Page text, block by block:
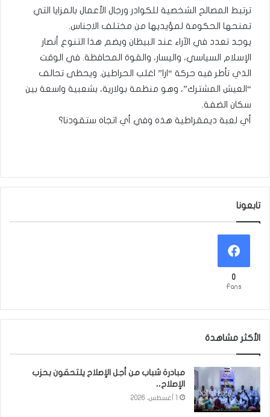
ترتبط المصالح الشخصية للكوادر ورجال الأعمال بالمزايا التي
تمنحها الحكومة لمؤيديها من مختلف الاجناس.
يوجد تعدد في الآراء عند البيظان ويضم هذا التنوع أنصار
الإسلام السياسي، واليسار، والقوة المحافظة. في الوقت
الذي تأطر فيه حركة “ارا” اغلب الحراطين. ويحظى تحالف
“العيش المشترك”، وهو منظمة بولارية، بشعبية واسعة بين
سكان الضفة.
أي لعبة ديمقراطية هذه وفي أي اتجاه ستقودنا؟
تابعونا
0
Fans
الأكثر مشاهدة
مبادرة شباب من أجل الإصلاح يلتحقون بحزب
الإصلاح،،